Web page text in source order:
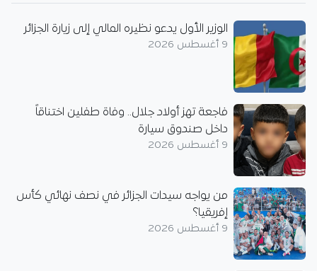
الوزير الأول يدعو نظيره المالي إلى زيارة الجزائر
9 أغسطس 2026
فاجعة تهز أولاد جلال.. وفاة طفلين اختناقاً
داخل صندوق سيارة
9 أغسطس 2026
من يواجه سيدات الجزائر في نصف نهائي كأس
إفريقيا؟
9 أغسطس 2026